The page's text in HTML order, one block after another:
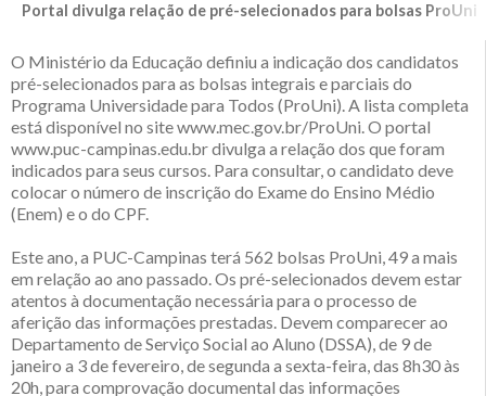
Portal divulga relação de pré-selecionados para bolsas ProUni
O Ministério da Educação definiu a indicação dos candidatos
pré-selecionados para as bolsas integrais e parciais do
Programa Universidade para Todos (ProUni). A lista completa
está disponível no site www.mec.gov.br/ProUni. O portal
www.puc-campinas.edu.br divulga a relação dos que foram
indicados para seus cursos. Para consultar, o candidato deve
colocar o número de inscrição do Exame do Ensino Médio
(Enem) e o do CPF.
Este ano, a PUC-Campinas terá 562 bolsas ProUni, 49 a mais
em relação ao ano passado. Os pré-selecionados devem estar
atentos à documentação necessária para o processo de
aferição das informações prestadas. Devem comparecer ao
Departamento de Serviço Social ao Aluno (DSSA), de 9 de
janeiro a 3 de fevereiro, de segunda a sexta-feira, das 8h30 às
20h, para comprovação documental das informações